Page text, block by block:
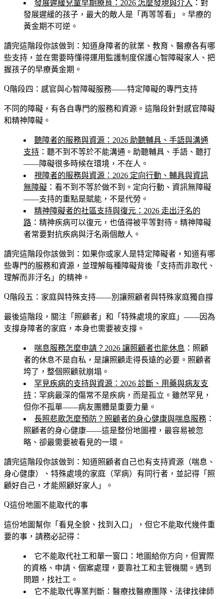
發展遲緩兒童早期療育：2026 怎麼發現與介入 ：對
發展遲緩的孩子，最大的敵人是「再等等看」。早療的
黃金期不可逆。
讀完這階段你該做到 ：知道身障者的就業、教育、醫療各有哪
些支持，並在需要時懂得運用監護制度保護心智障礙家人、把
握孩子的早療黃金期。
階段四：感官與心智障礙服務——特定障礙的專門支持
不同的障礙，有各自專門的服務和資源。這階段針對感官障礙
和精神障礙。
聽障者的服務與資源：2026 助聽輔具、手語與溝通
支持 ：聽不到不等於不能溝通。助聽輔具、手語、聽打
——障礙很多時候在環境，不在人。
視障者的服務與資源：2026 定向行動、輔具與資訊
無障礙 ：看不到不等於做不到。定向行動、資訊無障礙
——支持的重點是賦能，不是代勞。
精神障礙者的社區支持與復元：2026 走出汙名的
路 ：精神疾病可以復元，也值得被平等對待。精神障礙
者常要對抗疾病與汙名兩個敵人。
讀完這階段你該做到 ：如果你或家人是特定障礙者，知道有哪
些專門的服務和資源，並理解每種障礙背後「支持而非取代、
理解而非汙名」的精神。
階段五：家庭與特殊支持——別讓照顧者與特殊家庭獨自撐
最後這階段，關注「照顧者」和「特殊處境的家庭」——因為
支撐身障者的家庭，本身也需要被支撐。
喘息服務怎麼申請？2026 讓照顧者也能休息 ：照顧
者的休息不是自私，是讓照顧走得長遠的必要。照顧者
垮了，整個照顧就崩塌。
罕見疾病的支持與資源：2026 診斷、用藥與病友支
持 ：罕病最深的傷常不是疾病，而是孤立。雖然罕見，
但你不孤單——病友團體是重要力量。
長照悲歌怎麼預防？照顧者的身心健康與喘息服務 ：
照顧者的身心健康——這是整份地圖裡，最容易被忽
略、卻最需要被看見的一環。
讀完這階段你該做到 ：知道照顧者自己也有支持資源（喘息、
身心健康）、特殊處境的家庭（罕病）有同行者，並記得「照
顧好自己，才能照顧好家人」。
這份地圖不能取代的事
這份地圖幫你「看見全貌、找到入口」，但它不能取代幾件重
要的事，請務必記得：
它不能取代社工和單一窗口 ：地圖給你方向，但實際
的資格、申請、個案處理，要靠社工和主管機關。遇到
問題，找社工。
它不能取代專業判斷 ：醫療找醫療團隊、法律找律師